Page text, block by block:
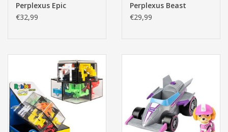
Perplexus Epic
€32,99
Perplexus Beast
€29,99